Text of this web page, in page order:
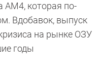
AM4, которая по-
Вдобавок, выпуск
на рынке ОЗУ
годы